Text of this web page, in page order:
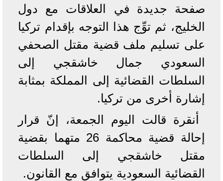
صفحة جديدة في العلاقات مع دول
الخليج، ثم توِّج هذا التوجه بإقدام تركيا
على تسليم ملف قضية مقتل الصحفي
السعودي جمال خاشقجي إلى
السلطات القضائية إلى المملكة بمثابة
إشارة أخرى من تركيا.
أنقرة قالت اليوم الجمعة، إنّ قرار
إحالة قضية محاكمة 26 متهما بقضية
مقتل خاشقجي إلى السلطات
القضائية السعودية يتوافق مع القانون.